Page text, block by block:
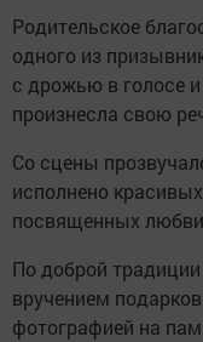
Родительское
одного из
с дрожью в голосе
произнесла свою
Со сцены
исполнено
посвященных
По доброй
вручением
фотографией на